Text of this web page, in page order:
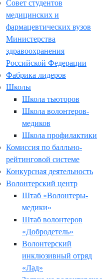
Совет студентов
медицинских и
фармацевтических вузов
Министерства
здравоохранения
Российской Федерации
Фабрика лидеров
Школы
Школа тьюторов
Школа волонтеров-
медиков
Школа профилактики
Комиссия по балльно-
рейтинговой системе
Конкурсная деятельность
Волонтерский центр
Штаб «Волонтеры-
медики»
Штаб волонтеров
«Добродетель»
Волонтерский
инклюзивный отряд
«Лад»